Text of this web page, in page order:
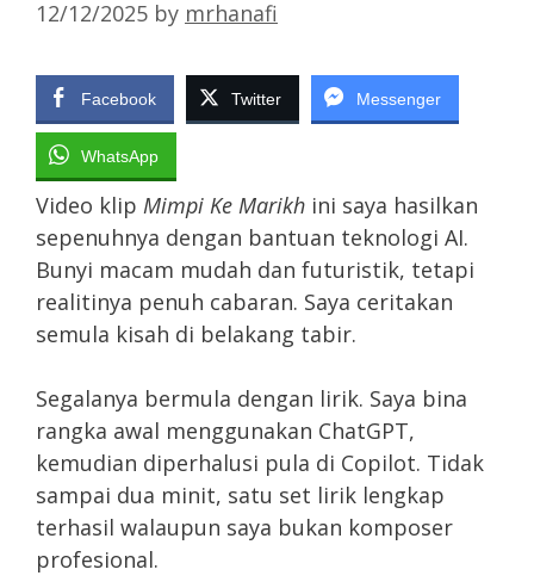
12/12/2025 by mrhanafi
Facebook Twitter Messenger
WhatsApp
Video klip Mimpi Ke Marikh ini saya hasilkan
sepenuhnya dengan bantuan teknologi AI.
Bunyi macam mudah dan futuristik, tetapi
realitinya penuh cabaran. Saya ceritakan
semula kisah di belakang tabir.
Segalanya bermula dengan lirik. Saya bina
rangka awal menggunakan ChatGPT,
kemudian diperhalusi pula di Copilot. Tidak
sampai dua minit, satu set lirik lengkap
terhasil walaupun saya bukan komposer
profesional.